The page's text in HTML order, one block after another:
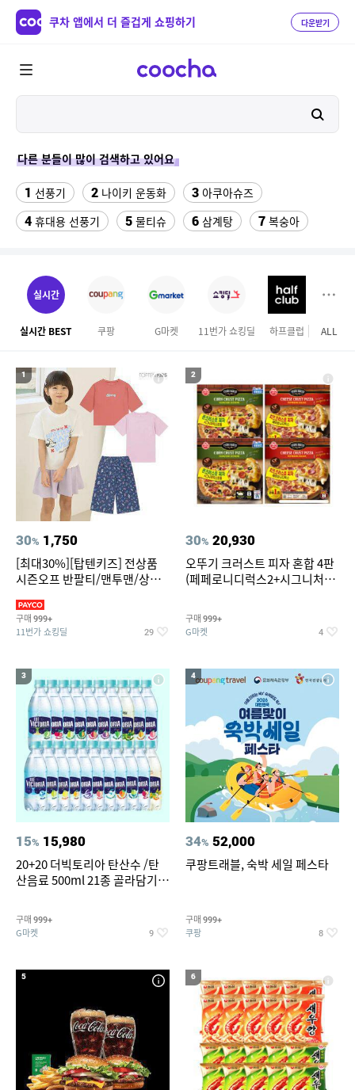
쿠차 앱에서 더 즐겁게 쇼핑하기 다운받기
다른 분들이 많이 검색하고 있어요
1 선풍기 2 나이키 운동화 3 아쿠아슈즈
4 휴대용 선풍기 5 물티슈 6 삼계탕 7 복숭아
11 서울랜드 자유이용권 13 팔찌부자재
14 엄마옷
17 하이원 워터월드 18 테프론 테이프
중고음료수냉장고 스투시 키즈
ALL
실시간
실시간 BEST 쿠팡 G마켓 11번가 쇼킹딜 하프클럽 오늘
1
30% 1,750
[최대30%][탑텐키즈] 전상품
시즌오프 반팔티/맨투맨/상하
구매 999+
11번가 쇼킹딜 29
2
30% 20,930
오뚜기 크러스트 피자 혼합 4판
(페페로니디럭스2+시그니처익
구매 999+
G마켓 4
3
15% 15,980
20+20 더빅토리아 탄산수 /탄
산음료 500ml 21종 골라담기
구매 999+
G마켓 9
4
34% 52,000
쿠팡트래블, 숙박 세일 페스타
구매 999+
쿠팡 8
5 6